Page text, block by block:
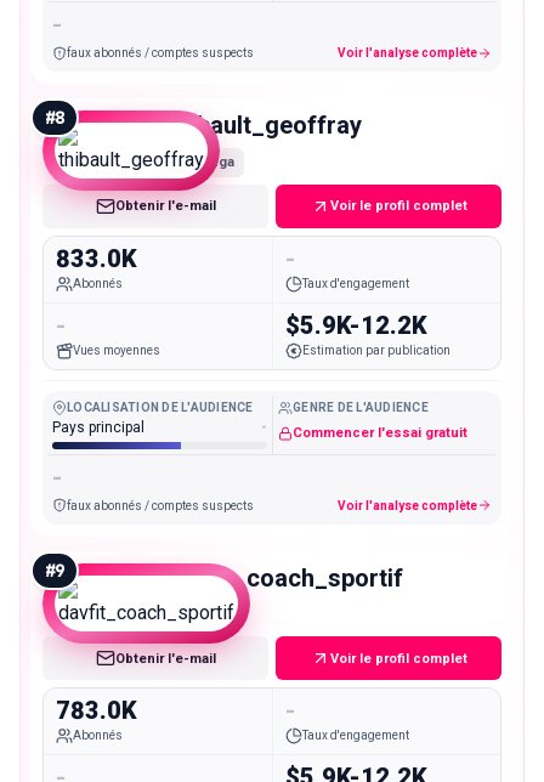
-
faux abonnés / comptes suspects Voir l'analyse complète
#8 thibault_geoffray
Mega
Obtenir l'e-mail Voir le profil complet
833.0K
Abonnés
-
Taux d'engagement
-
Vues moyennes
$5.9K-12.2K
Estimation par publication
LOCALISATION DE L'AUDIENCE
Pays principal -
GENRE DE L'AUDIENCE
Commencer l'essai gratuit
-
faux abonnés / comptes suspects Voir l'analyse complète
#9 davfit_coach_sportif
Mega
Obtenir l'e-mail Voir le profil complet
783.0K
Abonnés
-
Taux d'engagement